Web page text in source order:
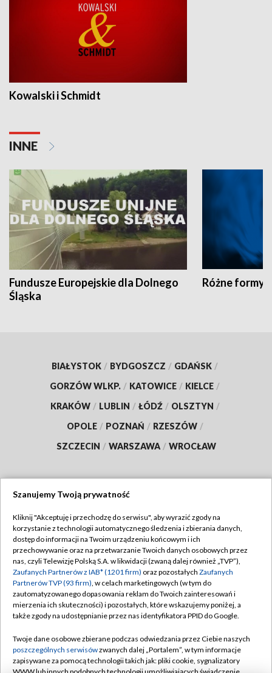
Kowalski i Schmidt
INNE
Fundusze Europejskie dla Dolnego
Śląska
Różne formy
BIAŁYSTOK / BYDGOSZCZ / GDAŃSK /
GORZÓW WLKP. / KATOWICE / KIELCE /
KRAKÓW / LUBLIN / ŁÓDŹ / OLSZTYN /
OPOLE / POZNAŃ / RZESZÓW /
SZCZECIN / WARSZAWA / WROCŁAW
TVP
Abonament TVP
Emisja w TVP
Centrum informacji TVP
Naziemna Telewizja Cyfrowa
Rada Programowa
System NOS
Regulamin TVP
Polityka prywatności
Moje zgody
Pomoc
Kontakt
Szanujemy Twoją prywatność
Kliknij "Akceptuję i przechodzę do serwisu", aby wyrazić zgody na
korzystanie z technologii automatycznego śledzenia i zbierania danych,
dostęp do informacji na Twoim urządzeniu końcowym i ich
przechowywanie oraz na przetwarzanie Twoich danych osobowych przez
nas, czyli Telewizję Polską S.A. w likwidacji (zwaną dalej również „TVP”),
Zaufanych Partnerów z IAB* (1201 firm) oraz pozostałych Zaufanych
Partnerów TVP (93 firm), w celach marketingowych (w tym do
zautomatyzowanego dopasowania reklam do Twoich zainteresowań i
mierzenia ich skuteczności) i pozostałych, które wskazujemy poniżej, a
także zgody na udostępnianie przez nas identyfikatora PPID do Google.
Twoje dane osobowe zbierane podczas odwiedzania przez Ciebie naszych
poszczególnych serwisówzwanych dalej „Portalem”, w tym informacje
zapisywane za pomocą technologii takich jak: pliki cookie, sygnalizatory